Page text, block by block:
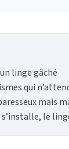
linge gâché
qui
mais
s’installe, le